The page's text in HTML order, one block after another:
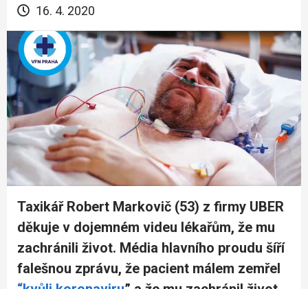
16. 4. 2020
Taxikář Robert Markovič (53) z firmy UBER
děkuje v dojemném videu lékařům, že mu
zachránili život. Média hlavního proudu šíří
falešnou zprávu, že pacient málem zemřel